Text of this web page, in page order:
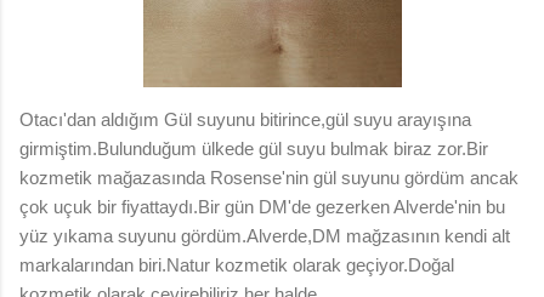
Otacı'dan aldığım Gül suyunu bitirince,gül suyu arayışına
girmiştim.Bulunduğum ülkede gül suyu bulmak biraz zor.Bir
kozmetik mağazasında Rosense'nin gül suyunu gördüm ancak
çok uçuk bir fiyattaydı.Bir gün DM'de gezerken Alverde'nin bu
yüz yıkama suyunu gördüm.Alverde,DM mağzasının kendi alt
markalarından biri.Natur kozmetik olarak geçiyor.Doğal